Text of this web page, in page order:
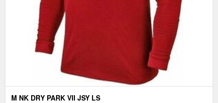
M NK DRY PARK VII JSY LS